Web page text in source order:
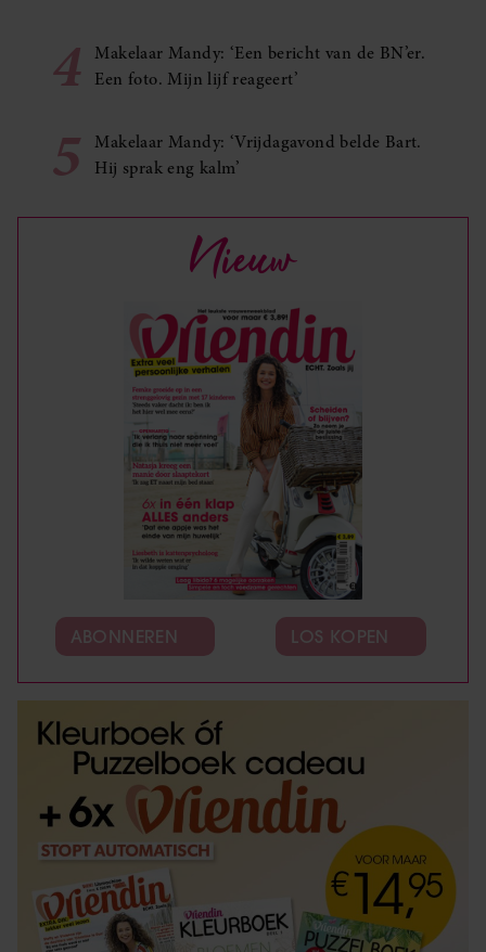
4
Makelaar Mandy: ‘Een bericht van de BN’er.
Een foto. Mijn lijf reageert’
5
Makelaar Mandy: ‘Vrijdagavond belde Bart.
Hij sprak eng kalm’
Nieuw
ABONNEREN LOS KOPEN